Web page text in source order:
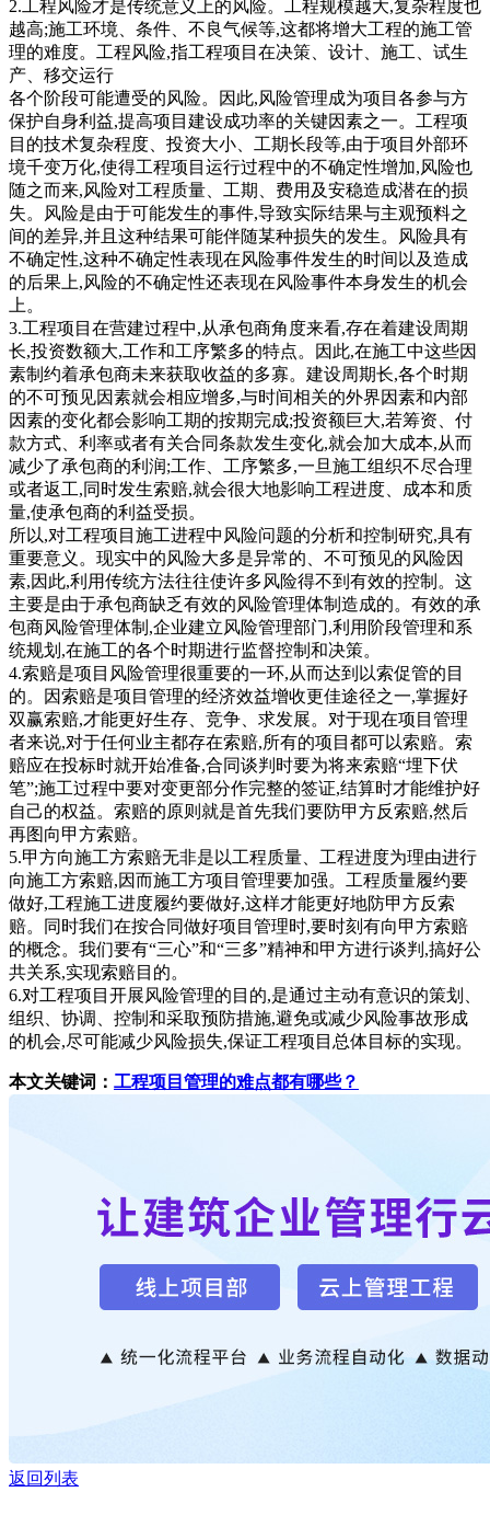
2.工程风险才是传统意义上的风险。工程规模越大,复杂程度也
越高;施工环境、条件、不良气候等,这都将增大工程的施工管
理的难度。工程风险,指工程项目在决策、设计、施工、试生
产、移交运行
各个阶段可能遭受的风险。因此,风险管理成为项目各参与方
保护自身利益,提高项目建设成功率的关键因素之一。工程项
目的技术复杂程度、投资大小、工期长段等,由于项目外部环
境千变万化,使得工程项目运行过程中的不确定性增加,风险也
随之而来,风险对工程质量、工期、费用及安稳造成潜在的损
失。风险是由于可能发生的事件,导致实际结果与主观预料之
间的差异,并且这种结果可能伴随某种损失的发生。风险具有
不确定性,这种不确定性表现在风险事件发生的时间以及造成
的后果上,风险的不确定性还表现在风险事件本身发生的机会
上。
3.工程项目在营建过程中,从承包商角度来看,存在着建设周期
长,投资数额大,工作和工序繁多的特点。因此,在施工中这些因
素制约着承包商未来获取收益的多寡。建设周期长,各个时期
的不可预见因素就会相应增多,与时间相关的外界因素和内部
因素的变化都会影响工期的按期完成;投资额巨大,若筹资、付
款方式、利率或者有关合同条款发生变化,就会加大成本,从而
减少了承包商的利润;工作、工序繁多,一旦施工组织不尽合理
或者返工,同时发生索赔,就会很大地影响工程进度、成本和质
量,使承包商的利益受损。
所以,对工程项目施工进程中风险问题的分析和控制研究,具有
重要意义。现实中的风险大多是异常的、不可预见的风险因
素,因此,利用传统方法往往使许多风险得不到有效的控制。这
主要是由于承包商缺乏有效的风险管理体制造成的。有效的承
包商风险管理体制,企业建立风险管理部门,利用阶段管理和系
统规划,在施工的各个时期进行监督控制和决策。
4.索赔是项目风险管理很重要的一环,从而达到以索促管的目
的。因索赔是项目管理的经济效益增收更佳途径之一,掌握好
双赢索赔,才能更好生存、竞争、求发展。对于现在项目管理
者来说,对于任何业主都存在索赔,所有的项目都可以索赔。索
赔应在投标时就开始准备,合同谈判时要为将来索赔“埋下伏
笔”;施工过程中要对变更部分作完整的签证,结算时才能维护好
自己的权益。索赔的原则就是首先我们要防甲方反索赔,然后
再图向甲方索赔。
5.甲方向施工方索赔无非是以工程质量、工程进度为理由进行
向施工方索赔,因而施工方项目管理要加强。工程质量履约要
做好,工程施工进度履约要做好,这样才能更好地防甲方反索
赔。同时我们在按合同做好项目管理时,要时刻有向甲方索赔
的概念。我们要有“三心”和“三多”精神和甲方进行谈判,搞好公
共关系,实现索赔目的。
6.对工程项目开展风险管理的目的,是通过主动有意识的策划、
组织、协调、控制和采取预防措施,避免或减少风险事故形成
的机会,尽可能减少风险损失,保证工程项目总体目标的实现。
本文关键词： 工程项目管理的难点都有哪些？
返回列表